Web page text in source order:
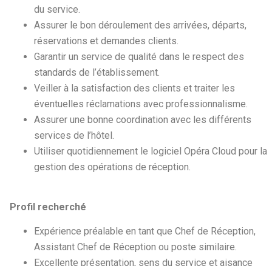
du service.
Assurer le bon déroulement des arrivées, départs,
réservations et demandes clients.
Garantir un service de qualité dans le respect des
standards de l’établissement.
Veiller à la satisfaction des clients et traiter les
éventuelles réclamations avec professionnalisme.
Assurer une bonne coordination avec les différents
services de l’hôtel.
Utiliser quotidiennement le logiciel Opéra Cloud pour la
gestion des opérations de réception.
Profil recherché
Expérience préalable en tant que Chef de Réception,
Assistant Chef de Réception ou poste similaire.
Excellente présentation, sens du service et aisance